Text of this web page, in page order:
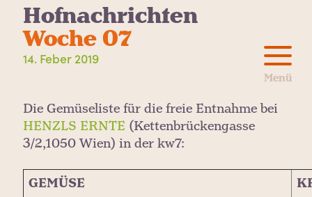
Hofnachrichten
Woche 07
14. Feber 2019
Die Gemüseliste für die freie Entnahme bei
HENZLS ERNTE (Kettenbrückengasse
3/2,1050 Wien) in der kw7:
GEMÜSE